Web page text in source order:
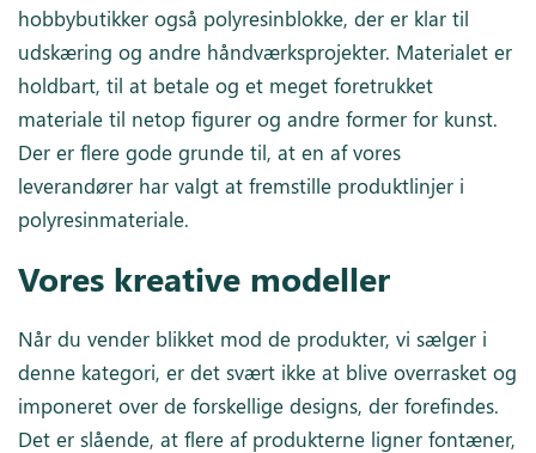
hobbybutikker også polyresinblokke, der er klar til
udskæring og andre håndværksprojekter. Materialet er
holdbart, til at betale og et meget foretrukket
materiale til netop figurer og andre former for kunst.
Der er flere gode grunde til, at en af vores
leverandører har valgt at fremstille produktlinjer i
polyresinmateriale.
Vores kreative modeller
Når du vender blikket mod de produkter, vi sælger i
denne kategori, er det svært ikke at blive overrasket og
imponeret over de forskellige designs, der forefindes.
Det er slående, at flere af produkterne ligner fontæner,